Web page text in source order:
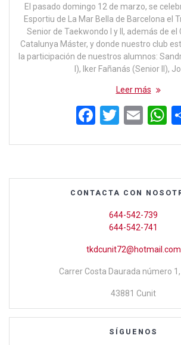
El pasado domingo 12 de marzo, se
Esportiu de La Mar Bella de Barcelona el
Senior de Taekwondo I y II, además de
Catalunya Máster, y donde nuestro club
la participación de nuestros alumnos:
I), Iker Fañanás (Senior II),
Leer más
F
b
o
o
k
T
er
E
s
CONTACTA CON
644-542-739
644-542-741
tkdcunit72@hotmail.com
Carrer Costa Daurada número 1,
43881 Cunit
SÍGUENOS